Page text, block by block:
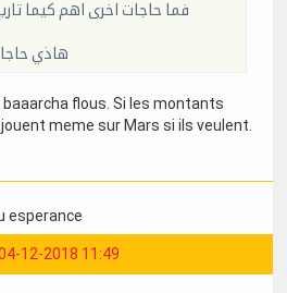
فما حاجات اخرى اهم كيما
هاذي
baaarcha flous. Si les montants
meme sur Mars si ils veulent.
esperance
12-2018 11:49